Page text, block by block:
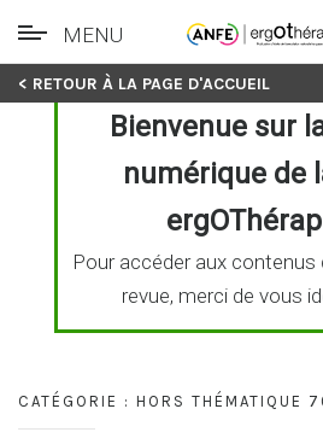
Skip
MENU
< RETOUR À LA PAGE D'ACCUEIL
Bienvenue sur
numérique de
Pour accéder aux contenus
revue, merci de vous
CATÉGORIE : HORS THÉMATIQUE